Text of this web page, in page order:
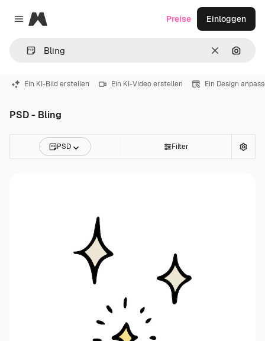
Close menu
Magnific
LöschenNach
Preise Einloggen
Ein KI-Bild erstellen Ein KI-Video erstellen Ein Design
PSD - Bling
PSD Filter